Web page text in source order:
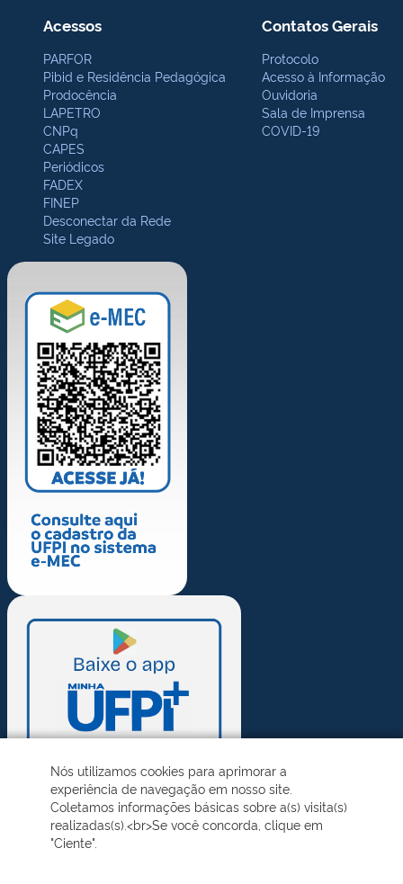
Acessos
PARFOR
Pibid e Residência Pedagógica
Prodocência
LAPETRO
CNPq
CAPES
Periódicos
FADEX
FINEP
Desconectar da Rede
Site Legado
Contatos Gerais
Protocolo
Acesso à Informação
Ouvidoria
Sala de Imprensa
COVID-19
Nós utilizamos cookies para aprimorar a
experiência de navegação em nosso site.
Coletamos informações básicas sobre a(s) visita(s)
realizadas(s).<br>Se você concorda, clique em
"Ciente".